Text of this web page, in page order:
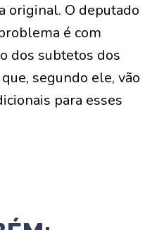
original. O deputado
é com
dos subtetos dos
segundo ele, vão
para esses